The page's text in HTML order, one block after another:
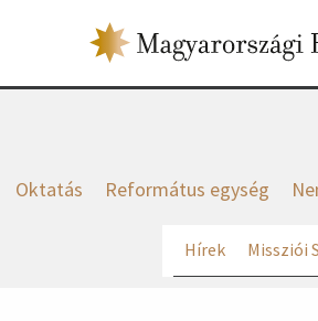
Oktatás Református egység
Hírek Missziói